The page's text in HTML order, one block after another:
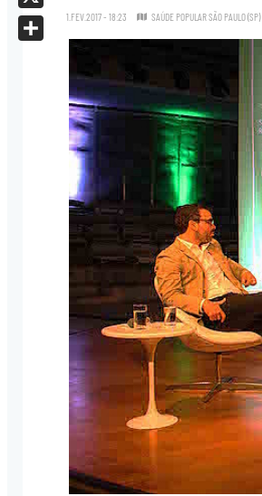
1.FEV.2017 - 18:23 SAÚDE POPULAR SÃO PAULO (SP)
X